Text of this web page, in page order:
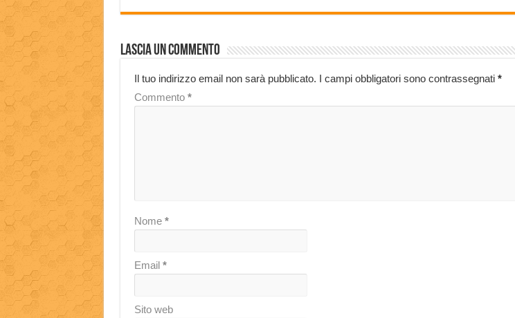
Lascia un commento
Il tuo indirizzo email non sarà pubblicato. I campi obbligatori sono contrassegnati *
Commento *
Nome *
Email *
Sito web